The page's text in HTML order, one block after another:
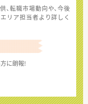
転職市場動向や、今後
リア担当者より詳しく
に朗報!